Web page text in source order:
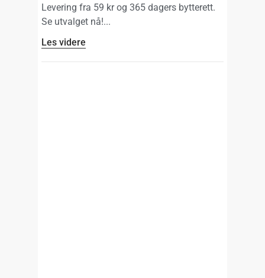
Levering fra 59 kr og 365 dagers bytterett.
Se utvalget nå!
Les videre